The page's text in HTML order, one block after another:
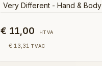
Very Different - Hand &
€ 11,00 HTVA
€ 13,31 TVAC